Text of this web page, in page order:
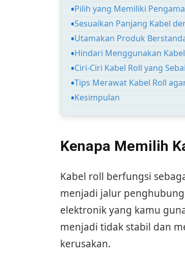
Pilih yang Memiliki
Sesuaikan Panjang Kabel
Utamakan Produk
Hindari Menggunakan
Ciri-Ciri Kabel Roll yang
Tips Merawat Kabel Roll
Kesimpulan
Kenapa Memilih
Kabel roll berfungsi
menjadi jalur
elektronik yang kamu
menjadi tidak stabil dan
kerusakan.